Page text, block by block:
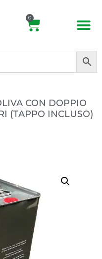
0
CON DOPPIO
(TAPPO INCLUSO)